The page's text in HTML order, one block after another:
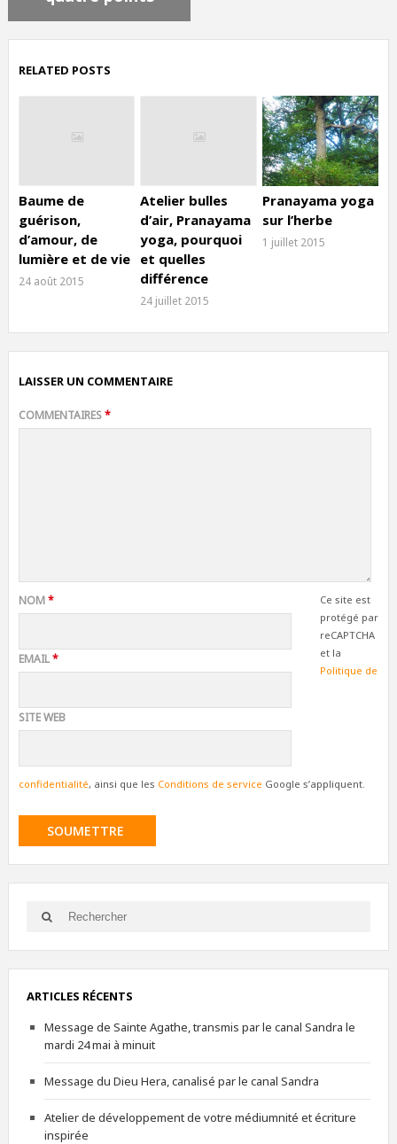
RELATED POSTS
Baume de
guérison,
d’amour, de
lumière et de vie
24 août 2015
Atelier bulles
d’air, Pranayama
yoga, pourquoi
et quelles
différence
24 juillet 2015
Pranayama yoga
sur l’herbe
1 juillet 2015
LAISSER UN COMMENTAIRE
COMMENTAIRES*
NOM*
EMAIL*
SITE WEB
Ce site est
protégé par
reCAPTCHA
et la
Politique de
confidentialité, ainsi que les Conditions de service Google s’appliquent.
ARTICLES RÉCENTS
Message de Sainte Agathe, transmis par le canal Sandra le
mardi 24 mai à minuit
Message du Dieu Hera, canalisé par le canal Sandra
Atelier de développement de votre médiumnité et écriture
inspirée